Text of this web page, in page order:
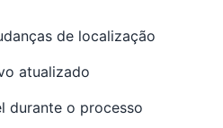
de localização
atualizado
durante o processo